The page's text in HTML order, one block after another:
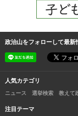
政治山をフォローして最新
人気カテゴリ
ニュース 選挙検索 教えて
注目テーマ